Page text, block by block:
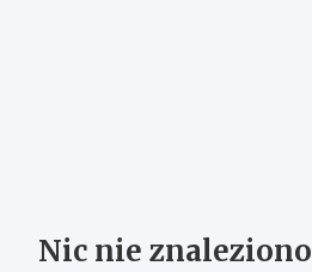
Nic nie znaleziono